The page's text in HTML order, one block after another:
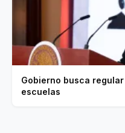
Gobierno busca
escuelas